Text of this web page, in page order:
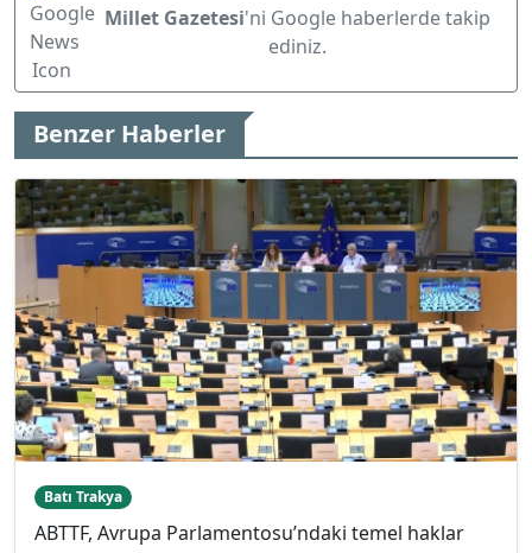
Millet Gazetesi'ni Google haberlerde takip
ediniz.
Benzer Haberler
Batı Trakya
ABTTF, Avrupa Parlamentosu’ndaki temel haklar